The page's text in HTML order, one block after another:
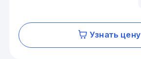
Узнать цену